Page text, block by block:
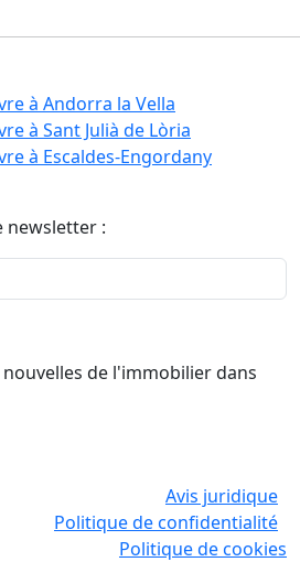
à Andorra la Vella
à Sant Julià de Lòria
à Escaldes-Engordany
newsletter :
nouvelles de l'immobilier dans
Avis juridique
Politique de confidentialité
Politique de cookies